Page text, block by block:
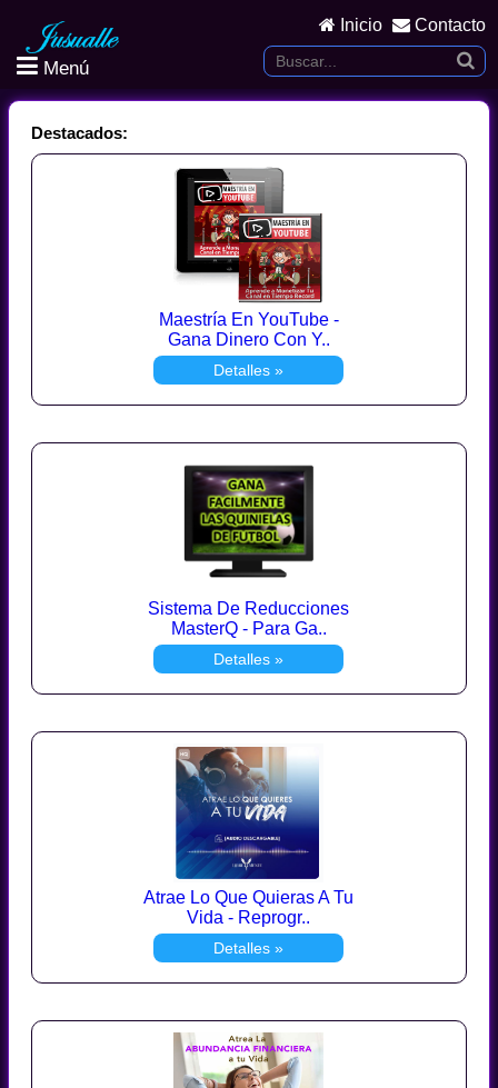
Menú
Inicio Contacto
Destacados:
Maestría En YouTube -
Gana Dinero Con Y..
Detalles »
Sistema De Reducciones
MasterQ - Para Ga..
Detalles »
Atrae Lo Que Quieras A Tu
Vida - Reprogr..
Detalles »